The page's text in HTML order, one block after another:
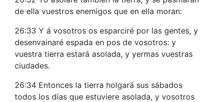
de ella vuestros enemigos que en ella moran:
26:33 Y á vosotros os esparciré por las gentes, y
desenvainaré espada en pos de vosotros: y
vuestra tierra estará asolada, y yermas vuestras
ciudades.
26:34 Entonces la tierra holgará sus sábados
todos los días que estuviere asolada, y vosotros